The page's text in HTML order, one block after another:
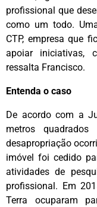
profissional que
como um todo.
CTP, empresa que
apoiar iniciativas,
ressalta Francisco.
Entenda o caso
De acordo com a
metros
desapropriação
imóvel foi cedido
atividades de
profissional. Em
Terra ocuparam